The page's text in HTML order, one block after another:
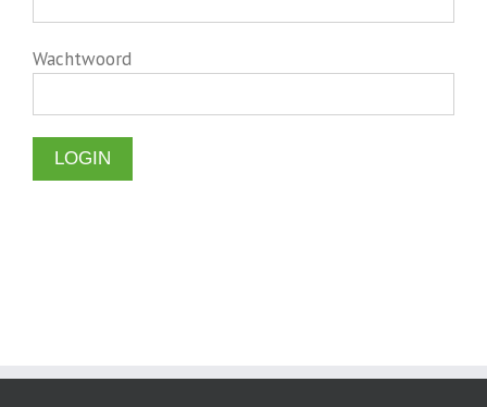
Wachtwoord